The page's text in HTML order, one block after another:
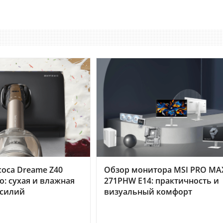
Dreame Z40
сухая и влажная
Обзор монитора MSI PRO
271PHW E14: практичность и
визуальный комфорт